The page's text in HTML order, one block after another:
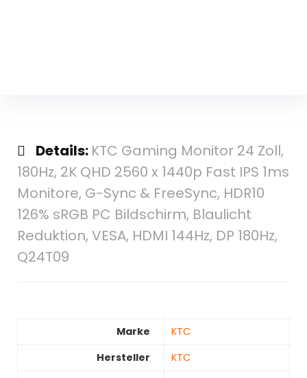
Details: KTC Gaming Monitor 24 Zoll,
180Hz, 2K QHD 2560 x 1440p Fast IPS 1ms
Monitore, G-Sync & FreeSync, HDR10
126% sRGB PC Bildschirm, Blaulicht
Reduktion, VESA, HDMI 144Hz, DP 180Hz,
Q24T09
Marke
‎KTC
Hersteller
‎KTC